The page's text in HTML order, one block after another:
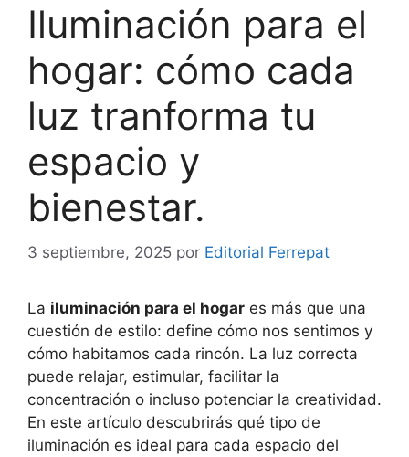
Iluminación para el
hogar: cómo cada
luz tranforma tu
espacio y
bienestar.
3 septiembre, 2025 por Editorial Ferrepat
La iluminación para el hogar es más que una
cuestión de estilo: define cómo nos sentimos y
cómo habitamos cada rincón. La luz correcta
puede relajar, estimular, facilitar la
concentración o incluso potenciar la creatividad.
En este artículo descubrirás qué tipo de
iluminación es ideal para cada espacio del